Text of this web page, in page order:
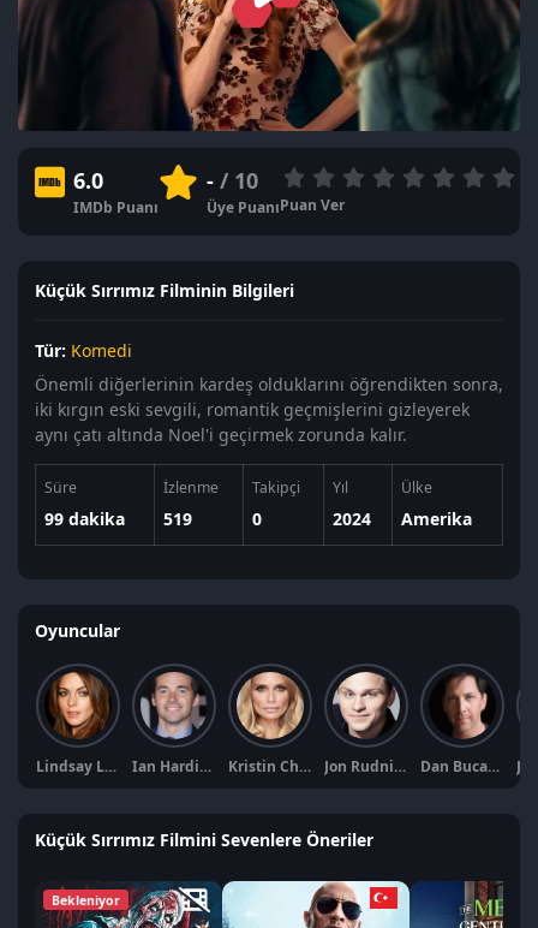
6.0
IMDb Puanı
-/ 10
Üye PuanıPuan Ver
Küçük Sırrımız Filminin Bilgileri
Tür: Komedi
Önemli diğerlerinin kardeş olduklarını öğrendikten sonra,
iki kırgın eski sevgili, romantik geçmişlerini gizleyerek
aynı çatı altında Noel'i geçirmek zorunda kalır.
Süre
99 dakika
İzlenme
519
Takipçi
0
Yıl
2024
Ülke
Amerika
Oyuncular
Lindsay Lohan Ian Harding Kristin Chenoweth Jon Rudnitsky Dan Bucatinsky
Küçük Sırrımız Filmini Sevenlere Öneriler
Bekleniyor